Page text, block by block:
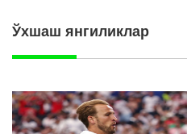
Ўхшаш янгиликлар